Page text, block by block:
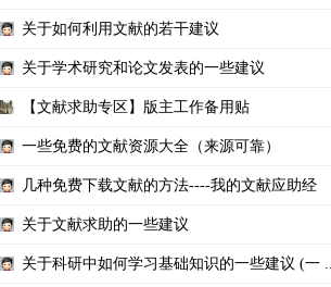
关于如何利用文献的若干建议
关于学术研究和论文发表的一些建议
【文献求助专区】版主工作备用贴
一些免费的文献资源大全（来源可靠）
几种免费下载文献的方法----我的文献应助经
关于文献求助的一些建议
关于科研中如何学习基础知识的一些建议 (一 ...